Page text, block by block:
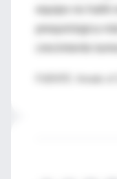
equipo no halló
prequirúrgica